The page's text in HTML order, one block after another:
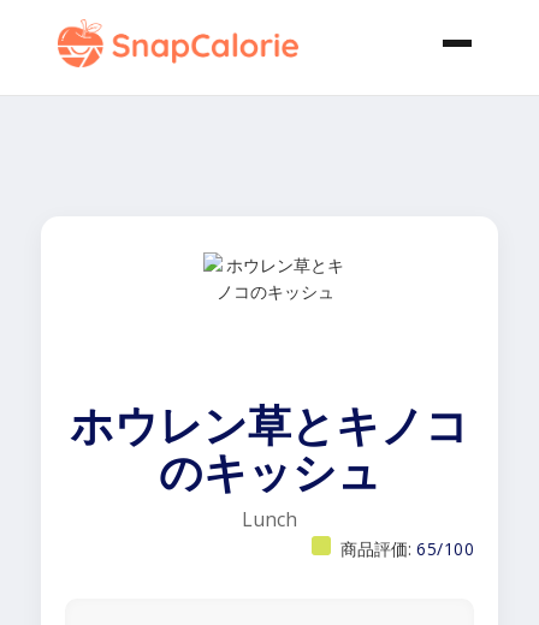
ホウレン草とキノコ
のキッシュ
Lunch
商品評価: 65/100